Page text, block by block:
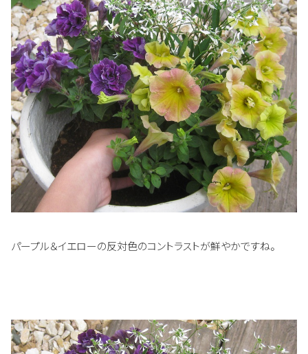
パープル＆イエローの反対色のコントラストが鮮やかですね。